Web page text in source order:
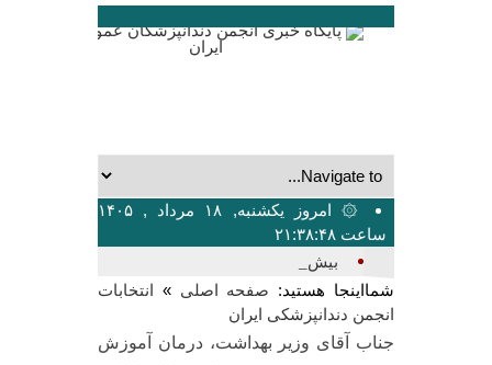
۞ امروز یکشنبه, ۱۸ مرداد , ۱۴۰۵
ساعت ۲۱:۳۸:۴۸
بیشترین تعدا_
شمااینجا هستید: صفحه اصلی »
انتخابات
انجمن دندانپزشکی ایران
جناب آقای وزیر بهداشت، درمان آموزش